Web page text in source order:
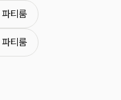
티룸
티룸